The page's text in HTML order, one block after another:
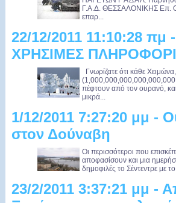
Γ.Α.Δ. ΘΕΣΣΑΛΟΝΙΚΗΣ Επ. Ο.
επαρ...
22/12/2011 11:10:28
ΧΡΗΣΙΜΕΣ
Γνωρίζατε ότι κάθε
πέφτουν από τον ουρανό, και
μικρά...
1/12/2011 7:27:20 μμ -
στον Δούναβη
Οι περισσότεροι που
αποφασίσουν και μια
δημοφιλές το Σέντεντρε με
23/2/2011 3:37:21 μμ -